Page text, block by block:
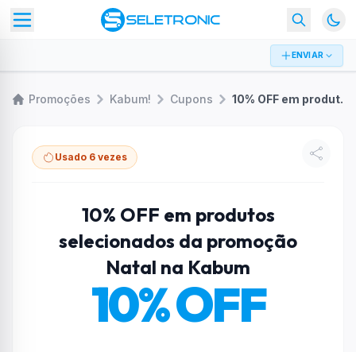
ENVIAR
Promoções Kabum! Cupons 10% OFF em produtos selecionados da promoção Natal na Kabum
Usado 6 vezes
10% OFF em produtos
selecionados da promoção
Natal na Kabum
10% OFF